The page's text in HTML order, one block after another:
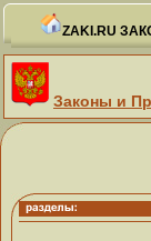
ZAKI.RU
Законы и